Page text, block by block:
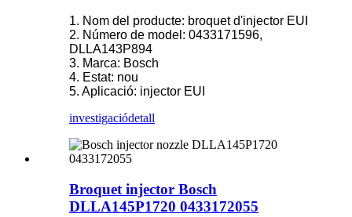
1. Nom del producte: broquet d'injector EUI
2. Número de model: 0433171596,
DLLA143P894
3. Marca: Bosch
4. Estat: nou
5. Aplicació: injector EUI
investigaciódetall
Broquet injector Bosch
DLLA145P1720 0433172055